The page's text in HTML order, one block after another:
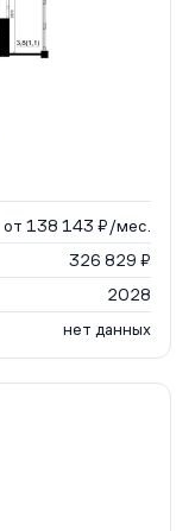
от 138 143 ₽/мес.
326 829 ₽
2028
нет данных